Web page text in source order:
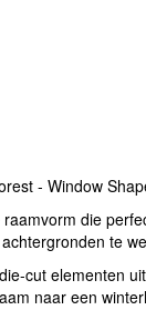
- Window
die
te
cut elementen
naar een